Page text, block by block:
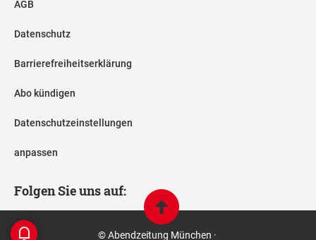
AGB
Datenschutz
Barrierefreiheitserklärung
Abo kündigen
Datenschutzeinstellungen
anpassen
Folgen Sie uns auf:
© Abendzeitung München ·